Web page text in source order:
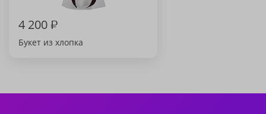
4 200₽
Букет из хлопка